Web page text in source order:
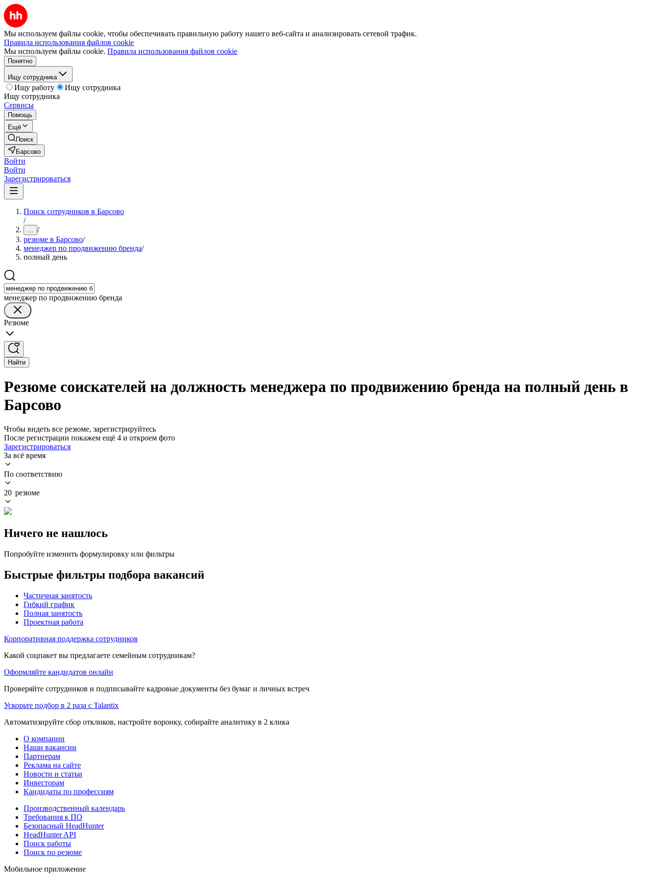
Мы используем файлы cookie, чтобы обеспечивать правильную работу нашего веб-сайта и анализировать сетевой трафик.
Правила использования файлов cookie
Мы используем файлы cookie. Правила использования файлов cookie
Понятно
Ищу сотрудника
Ищу работу
Ищу сотрудника
Ищу сотрудника
Сервисы
Помощь
Ещё
Поиск
Барсово
Войти
Войти
Зарегистрироваться
Поиск сотрудников в Барсово
/
... /
резюме в Барсово/
менеджер по продвижению бренда/
полный день
менеджер по продвижению бренда
Резюме
Найти
Резюме соискателей на должность менеджера по продвижению бренда на полный день в
Барсово
Чтобы видеть все резюме, зарегистрируйтесь
После регистрации покажем ещё 4 и откроем фото
Зарегистрироваться
За всё время
По соответствию
20 резюме
Ничего не нашлось
Попробуйте изменить формулировку или фильтры
Быстрые фильтры подбора вакансий
Частичная занятость
Гибкий график
Полная занятость
Проектная работа
Корпоративная поддержка сотрудников
Какой соцпакет вы предлагаете семейным сотрудникам?
Оформляйте кандидатов онлайн
Проверяйте сотрудников и подписывайте кадровые документы без бумаг и личных встреч
Ускорьте подбор в 2 раза с Talantix
Автоматизируйте сбор откликов, настройте воронку, собирайте аналитику в 2 клика
О компании
Наши вакансии
Партнерам
Реклама на сайте
Новости и статьи
Инвесторам
Кандидаты по профессиям
Производственный календарь
Требования к ПО
Безопасный HeadHunter
HeadHunter API
Поиск работы
Поиск по резюме
Мобильное приложение